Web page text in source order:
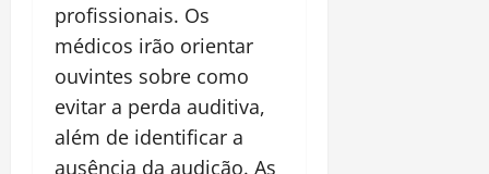
profissionais. Os
médicos irão orientar
ouvintes sobre como
evitar a perda auditiva,
além de identificar a
ausência da audição. As